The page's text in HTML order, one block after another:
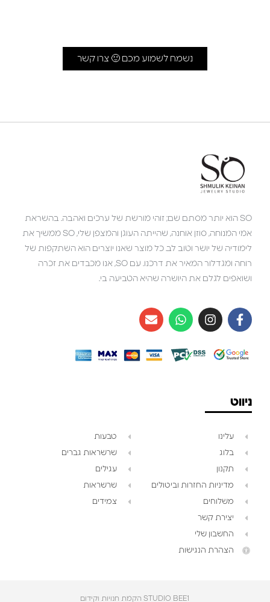
נשמח לשמוע מכם 🙂 צרו קשר
SO הוא יותר מסתם שם; זוהי מורשת של ערכים ואהבה. בהשראת
אמי המנוחה, סוזן אוחנה, שהייתה העוגן והמצפן שלי, SO ממשיך את
לימודיה של יושר וטוב לב. כל מוצר שאנו יוצרים הוא השתקפות של
רוחה ומגדלור המאיר את דרכנו. עם SO, אנו מכבדים את זכרה
ושואפים לגלם את היושרה שהיא הטביעה בי.
ניווט
עלינו
בלוג
תקנון
מדיניות החזרות וביטולים
משלוחים
יצירת קשר
החשבון שלי
הצהרת הנגישות
טבעות
שרשראות גברים
עגילים
שרשראות
צמידים
STUDIO BEE1 הקמת חנויות וקידום‎